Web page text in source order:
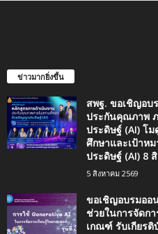
ข่าวมากยิ่งขึ้น
สพฐ. ขอเชิญอบ
ประกันคุณภาพ
ประดิษฐ์ (AI) โ
ศึกษาและเป้าห
ประดิษฐ์ (AI) 8
5 สิงหาคม 2569
ขอเชิญอบรมออ
ช่วยในการจัดก
เกณฑ์ รับเกียร